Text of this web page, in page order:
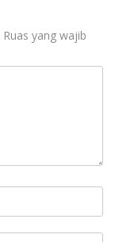
Ruas yang wajib